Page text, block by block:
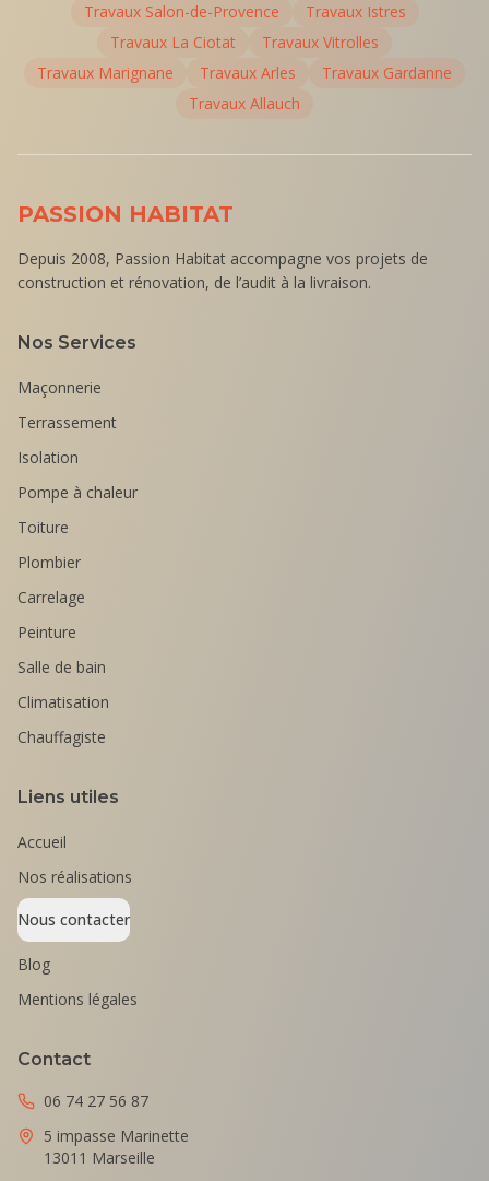
Travaux Salon-de-Provence Travaux Istres
Travaux La Ciotat Travaux Vitrolles
Travaux Marignane Travaux Arles Travaux Gardanne
Travaux Allauch
PASSION HABITAT
Depuis 2008, Passion Habitat accompagne vos projets de
construction et rénovation, de l’audit à la livraison.
Nos Services
Maçonnerie
Terrassement
Isolation
Pompe à chaleur
Toiture
Plombier
Carrelage
Peinture
Salle de bain
Climatisation
Chauffagiste
Liens utiles
Accueil
Nos réalisations
Nous contacter
Blog
Mentions légales
Contact
06 74 27 56 87
5 impasse Marinette
13011 Marseille